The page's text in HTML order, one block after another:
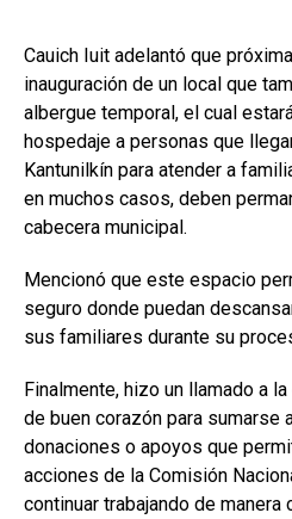
Cauich Iuit adelantó que
inauguración de un local que
albergue temporal, el cual
hospedaje a personas que
Kantunilkín para atender a
en muchos casos, deben
cabecera municipal.
Mencionó que este espacio
seguro donde puedan
sus familiares durante su
Finalmente, hizo un llamado a
de buen corazón para sumarse
donaciones o apoyos que
acciones de la Comisión
continuar trabajando de manera